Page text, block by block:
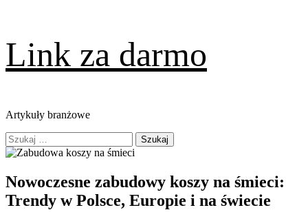
content
Link za darmo
Artykuły branżowe
Primary
Menu
Szukaj:
Nowoczesne zabudowy koszy na śmieci:
Trendy w Polsce, Europie i na świecie